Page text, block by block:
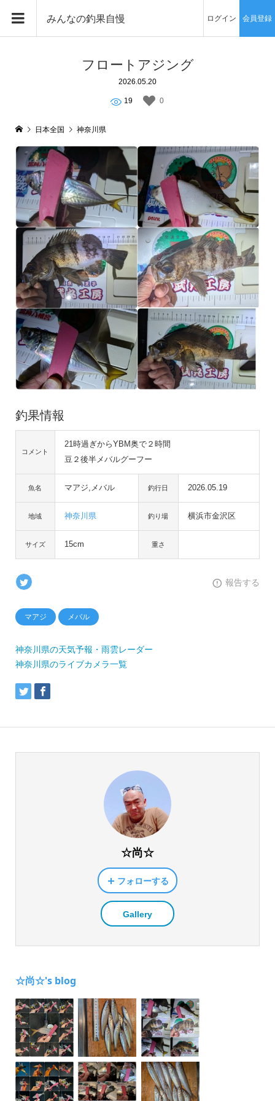
みんなの釣果自慢 ログイン 会員登録
フロートアジング
2026.05.20
19 0
日本全国 神奈川県
釣果情報
コメント
21時過ぎからYBМ奥で２時間
豆２後半メバルグーフー
魚名 マアジ,メバル 釣行日 2026.05.19
地域 神奈川県 釣り場 横浜市金沢区
サイズ 15cm 重さ
報告する
マアジ メバル
神奈川県の天気予報・雨雲レーダー
神奈川県のライブカメラ一覧
☆尚☆
フォローする
Gallery
☆尚☆'s blog